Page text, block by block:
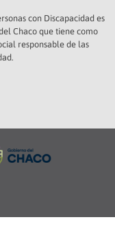
con Discapacidad es
Chaco que tiene como
responsable de las